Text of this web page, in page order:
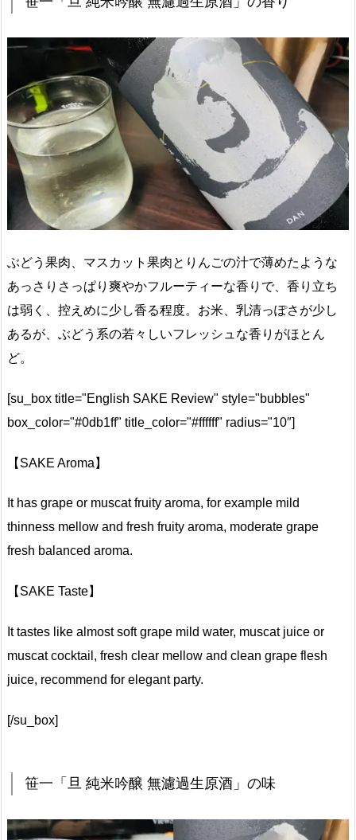
ぶどう果肉、マスカット果肉とりんごの汁で薄めたような
あっさりさっぱり爽やかフルーティーな香りで、香り立ち
は弱く、控えめに少し香る程度。お米、乳清っぽさが少し
あるが、ぶどう系の若々しいフレッシュな香りがほとん
ど。
[su_box title="English SAKE Review" style="bubbles"
box_color="#0db1ff" title_color="#ffffff" radius="10″]
【SAKE Aroma】
It has grape or muscat fruity aroma, for example mild
thinness mellow and fresh fruity aroma, moderate grape
fresh balanced aroma.
【SAKE Taste】
It tastes like almost soft grape mild water, muscat juice or
muscat cocktail, fresh clear mellow and clean grape flesh
juice, recommend for elegant party.
[/su_box]
笹一「旦 純米吟醸 無濾過生原酒」の味